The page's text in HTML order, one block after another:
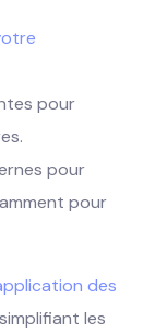
pour
pour
pour
des
les